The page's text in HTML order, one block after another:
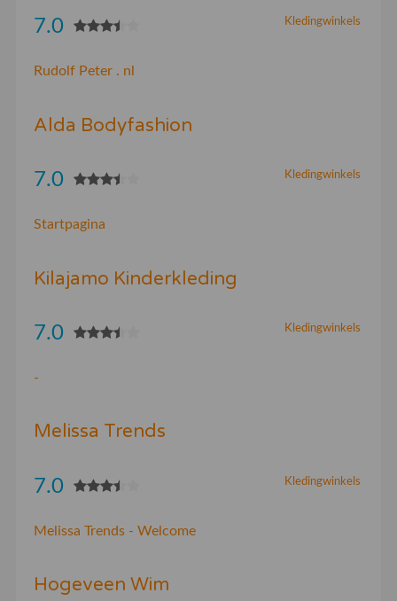
Kledingwinkels
7.0
Rudolf Peter . nl
Alda Bodyfashion
Kledingwinkels
7.0
Startpagina
Kilajamo Kinderkleding
Kledingwinkels
7.0
-
Melissa Trends
Kledingwinkels
7.0
Melissa Trends - Welcome
Hogeveen Wim